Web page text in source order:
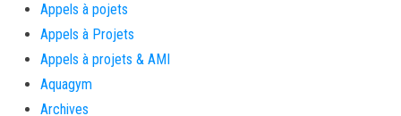
Appels à pojets
Appels à Projets
Appels à projets & AMI
Aquagym
Archives